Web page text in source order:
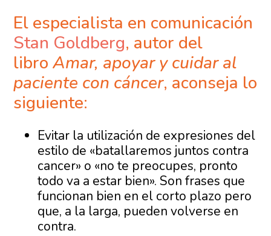
El especialista en comunicación
Stan Goldberg, autor del
libroAmar, apoyar y cuidar al
paciente con cáncer, aconseja lo
siguiente:
Evitar la utilización de expresiones del
estilo de «batallaremos juntos contra
cancer» o «no te preocupes, pronto
todo va a estar bien». Son frases que
funcionan bien en el corto plazo pero
que, a la larga, pueden volverse en
contra.